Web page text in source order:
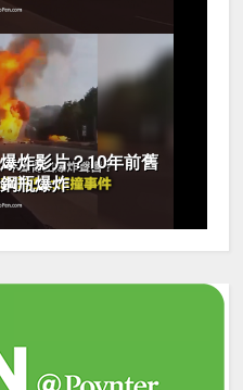
炸影片？10年前舊
瓶爆炸